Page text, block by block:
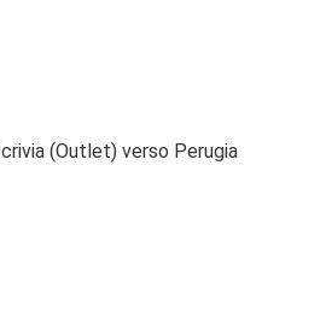
(Outlet) verso Perugia